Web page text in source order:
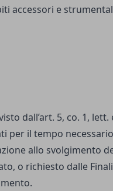
accessori e
dall’art. 5, co. 1, lett.
per il tempo
allo svolgimento
o richiesto dalle